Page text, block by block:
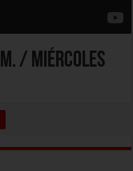
m. / miércoles